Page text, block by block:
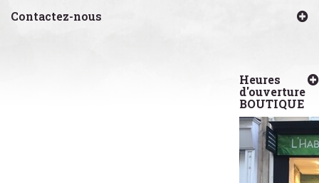
Contactez-nous
Heures
d'ouverture
BOUTIQUE